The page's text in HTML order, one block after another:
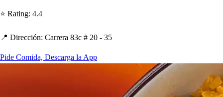
⭐ Rating: 4.4
📍 Dirección: Carrera 83c # 20 - 35
Pide Comida, Descarga la App